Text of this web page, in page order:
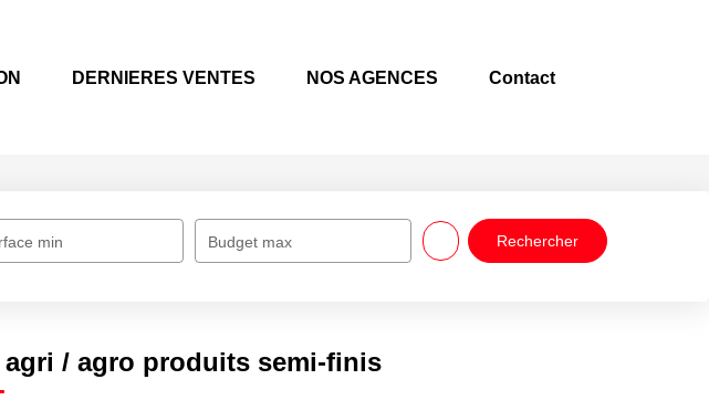
DERNIERES VENTES NOS AGENCES Contact
min Budget max
/ agro produits semi-finis